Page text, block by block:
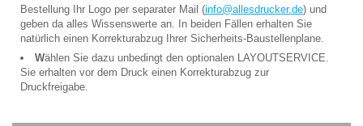
Bestellung Ihr Logo per separater Mail (info@allesdrucker.de) und
geben da alles Wissenswerte an. In beiden Fällen erhalten Sie
natürlich einen Korrekturabzug Ihrer Sicherheits-Baustellenplane.
Wählen Sie dazu unbedingt den optionalen LAYOUTSERVICE.
Sie erhalten vor dem Druck einen Korrekturabzug zur
Druckfreigabe.